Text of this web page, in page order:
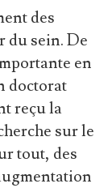
des
du sein. De
en
doctorat
reçu la
sur le
tout, des